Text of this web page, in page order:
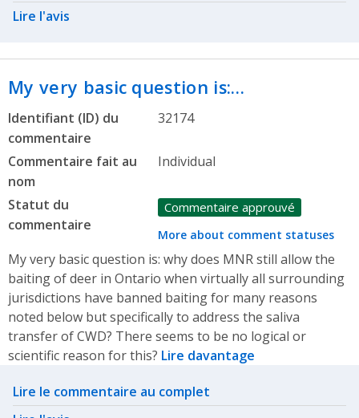
Lire l'avis
My very basic question is:…
Identifiant (ID) du
commentaire
32174
Commentaire fait au
nom
Individual
Statut du
commentaire
Commentaire approuvé
More about comment statuses
My very basic question is: why does MNR still allow the
baiting of deer in Ontario when virtually all surrounding
jurisdictions have banned baiting for many reasons
noted below but specifically to address the saliva
transfer of CWD? There seems to be no logical or
scientific reason for this? Lire davantage
Related actions
Lire le commentaire au complet